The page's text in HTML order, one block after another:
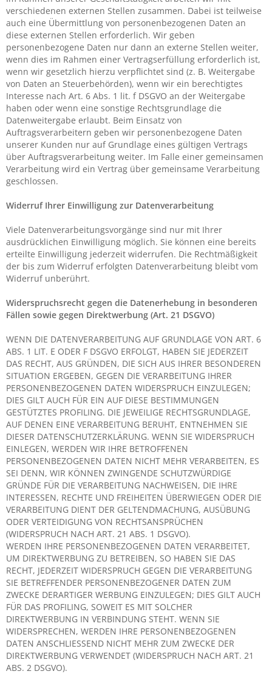
verschiedenen externen Stellen zusammen. Dabei ist teilweise
auch eine Übermittlung von personenbezogenen Daten an
diese externen Stellen erforderlich. Wir geben
personenbezogene Daten nur dann an externe Stellen weiter,
wenn dies im Rahmen einer Vertragserfüllung erforderlich ist,
wenn wir gesetzlich hierzu verpflichtet sind (z. B. Weitergabe
von Daten an Steuerbehörden), wenn wir ein berechtigtes
Interesse nach Art. 6 Abs. 1 lit. f DSGVO an der Weitergabe
haben oder wenn eine sonstige Rechtsgrundlage die
Datenweitergabe erlaubt. Beim Einsatz von
Auftragsverarbeitern geben wir personenbezogene Daten
unserer Kunden nur auf Grundlage eines gültigen Vertrags
über Auftragsverarbeitung weiter. Im Falle einer gemeinsamen
Verarbeitung wird ein Vertrag über gemeinsame Verarbeitung
geschlossen.
Widerruf Ihrer Einwilligung zur Datenverarbeitung
Viele Datenverarbeitungsvorgänge sind nur mit Ihrer
ausdrücklichen Einwilligung möglich. Sie können eine bereits
erteilte Einwilligung jederzeit widerrufen. Die Rechtmäßigkeit
der bis zum Widerruf erfolgten Datenverarbeitung bleibt vom
Widerruf unberührt.
Widerspruchsrecht gegen die Datenerhebung in besonderen
Fällen sowie gegen Direktwerbung (Art. 21 DSGVO)
WENN DIE DATENVERARBEITUNG AUF GRUNDLAGE VON ART. 6
ABS. 1 LIT. E ODER F DSGVO ERFOLGT, HABEN SIE JEDERZEIT
DAS RECHT, AUS GRÜNDEN, DIE SICH AUS IHRER BESONDEREN
SITUATION ERGEBEN, GEGEN DIE VERARBEITUNG IHRER
PERSONENBEZOGENEN DATEN WIDERSPRUCH EINZULEGEN;
DIES GILT AUCH FÜR EIN AUF DIESE BESTIMMUNGEN
GESTÜTZTES PROFILING. DIE JEWEILIGE RECHTSGRUNDLAGE,
AUF DENEN EINE VERARBEITUNG BERUHT, ENTNEHMEN SIE
DIESER DATENSCHUTZERKLÄRUNG. WENN SIE WIDERSPRUCH
EINLEGEN, WERDEN WIR IHRE BETROFFENEN
PERSONENBEZOGENEN DATEN NICHT MEHR VERARBEITEN, ES
SEI DENN, WIR KÖNNEN ZWINGENDE SCHUTZWÜRDIGE
GRÜNDE FÜR DIE VERARBEITUNG NACHWEISEN, DIE IHRE
INTERESSEN, RECHTE UND FREIHEITEN ÜBERWIEGEN ODER DIE
VERARBEITUNG DIENT DER GELTENDMACHUNG, AUSÜBUNG
ODER VERTEIDIGUNG VON RECHTSANSPRÜCHEN
(WIDERSPRUCH NACH ART. 21 ABS. 1 DSGVO).
WERDEN IHRE PERSONENBEZOGENEN DATEN VERARBEITET,
UM DIREKTWERBUNG ZU BETREIBEN, SO HABEN SIE DAS
RECHT, JEDERZEIT WIDERSPRUCH GEGEN DIE VERARBEITUNG
SIE BETREFFENDER PERSONENBEZOGENER DATEN ZUM
ZWECKE DERARTIGER WERBUNG EINZULEGEN; DIES GILT AUCH
FÜR DAS PROFILING, SOWEIT ES MIT SOLCHER
DIREKTWERBUNG IN VERBINDUNG STEHT. WENN SIE
WIDERSPRECHEN, WERDEN IHRE PERSONENBEZOGENEN
DATEN ANSCHLIESSEND NICHT MEHR ZUM ZWECKE DER
DIREKTWERBUNG VERWENDET (WIDERSPRUCH NACH ART. 21
ABS. 2 DSGVO).